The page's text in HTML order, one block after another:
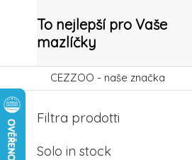
To nejlepší pro Vaše
mazlíčky
CEZZOO - naše značka
Filtra prodotti
Solo in stock